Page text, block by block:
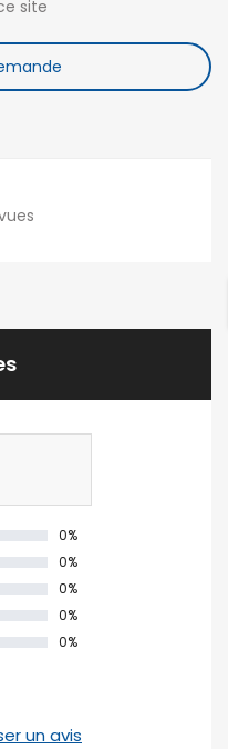
site
0%
0%
0%
0%
0%
un avis